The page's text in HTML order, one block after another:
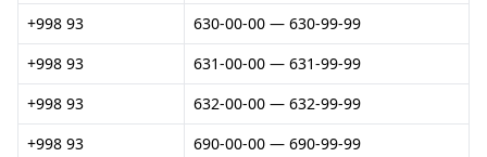
+998 93
630-00-00 — 630-99-99
+998 93
631-00-00 — 631-99-99
+998 93
632-00-00 — 632-99-99
+998 93
690-00-00 — 690-99-99